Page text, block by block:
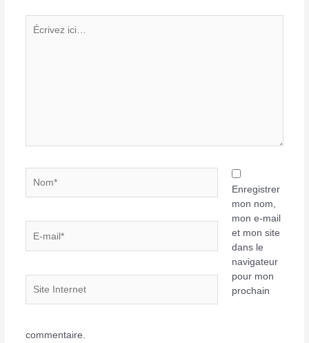
ici…
mail*
Internet
Enregistrer
mon nom,
mon e-mail
et mon site
dans le
navigateur
pour mon
prochain
commentaire.